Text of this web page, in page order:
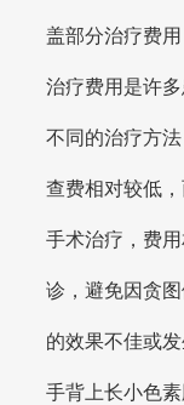
盖部分治疗费
治疗费用是许
不同的治疗方
查费相对较低
手术治疗，费
诊，避免因贪
的效果不佳或发
手背上长小色